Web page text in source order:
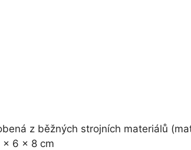
z běžných strojních materiálů
x 6 x 8 cm